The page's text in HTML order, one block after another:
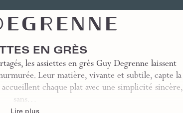
EN GRÈS
les assiettes en grès Guy Degrenne laissent
Leur matière, vivante et subtile, capte la
chaque plat avec une simplicité sincère,
sans…